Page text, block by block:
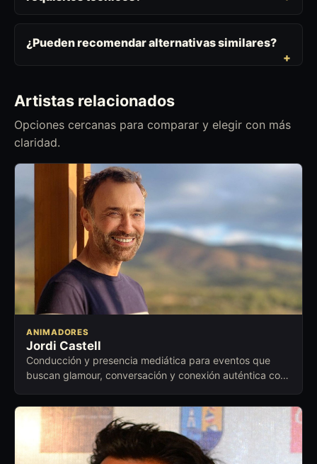
¿Pueden recomendar alternativas similares?
Artistas relacionados
Opciones cercanas para comparar y elegir con más
claridad.
ANIMADORES
Jordi Castell
Conducción y presencia mediática para eventos que
buscan glamour, conversación y conexión auténtica con